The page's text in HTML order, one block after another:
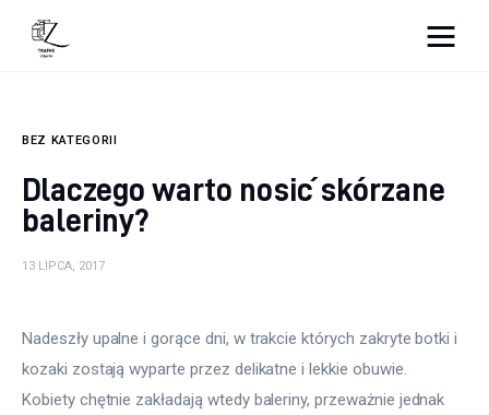
Lifestyle
Zdrowie
Uroda
Więcej
BEZ KATEGORII
Dlaczego warto nosić skórzane
baleriny?
13 LIPCA, 2017
Nadeszły upalne i gorące dni, w trakcie których zakryte botki i
kozaki zostają wyparte przez delikatne i lekkie obuwie.
Kobiety chętnie zakładają wtedy baleriny, przeważnie jednak